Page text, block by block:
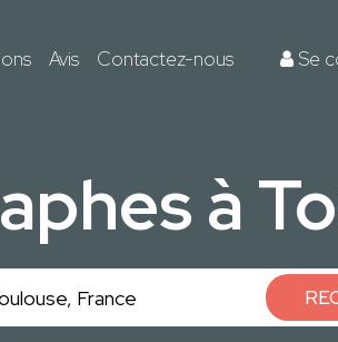
Avis Contactez-nous Se
à